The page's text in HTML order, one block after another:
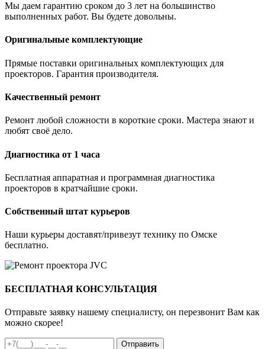
Мы даем гарантию сроком до 3 лет на большинство
выполненных работ. Вы будете довольны.
Оригинальные комплектующие
Прямые поставки оригинальных комплектующих для
проекторов. Гарантия производителя.
Качественный ремонт
Ремонт любой сложности в короткие сроки. Мастера знают и
любят своё дело.
Диагностика от 1 часа
Бесплатная аппаратная и программная диагностика
проекторов в кратчайшие сроки.
Собственный штат курьеров
Наши курьеры доставят/привезут технику по Омске
бесплатно.
БЕСПЛАТНАЯ КОНСУЛЬТАЦИЯ
Отправьте заявку нашему специалисту, он перезвонит Вам как
можно скорее!
Отправить